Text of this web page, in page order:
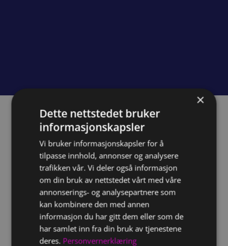
Om prosjektet
Utfordringen
Oppdraget fra Mobech var, gjennom en
lengre merkevarestrategi, å utvikle en ny
grafisk profil som kunne modernisere
uttrykket samtidig som bedriftens historie
og lange fartstid som treningsspesialister ble
ivaretatt.
×
Dette nettstedet bruker
informasjonskapsler
Vi bruker informasjonskapsler for å
tilpasse innhold, annonser og analysere
trafikken vår. Vi deler også informasjon
om din bruk av nettstedet vårt med våre
annonserings- og analysepartnere som
kan kombinere den med annen
informasjon du har gitt dem eller som de
har samlet inn fra din bruk av tjenestene
deres. Personvernerklæring